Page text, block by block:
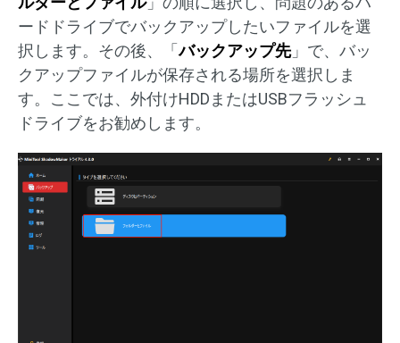
ードドライブでバックアップしたいファイルを選
択します。その後、「バックアップ先」で、バッ
クアップファイルが保存される場所を選択しま
す。ここでは、外付けHDDまたはUSBフラッシュ
ドライブをお勧めします。